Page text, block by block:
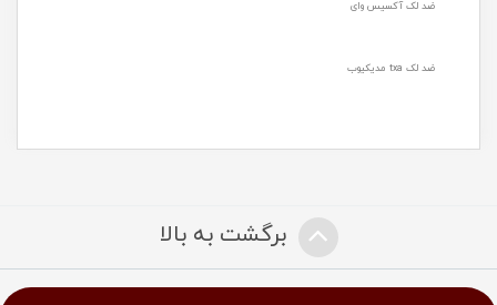
ضد لک آکسیس وای
ضد لک txa مدیکیوب
برگشت به بالا